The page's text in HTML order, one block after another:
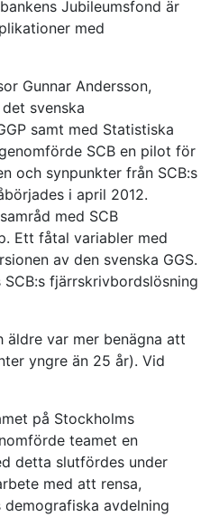
Jubileumsfond är
med
Gunnar Andersson,
svenska
samt med Statistiska
SCB en pilot för
och synpunkter från SCB:s
i april 2012.
med SCB
Ett fåtal variabler med
av den svenska GGS.
fjärrskrivbordslösning
äldre var mer benägna att
yngre än 25 år). Vid
på Stockholms
teamet en
detta slutfördes under
med att rensa,
avdelning